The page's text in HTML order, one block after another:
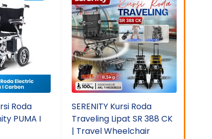
Roda
PUMA I
SERENITY Kursi Roda
Traveling Lipat SR 388 CK
| Travel Wheelchair